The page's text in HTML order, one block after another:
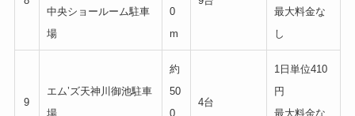
中央ショールーム駐車
場
0
m
最大料金な
し
9
エム’ズ天神川御池駐車
場
約
50
0
4台
1日単位410
円
最大料金な